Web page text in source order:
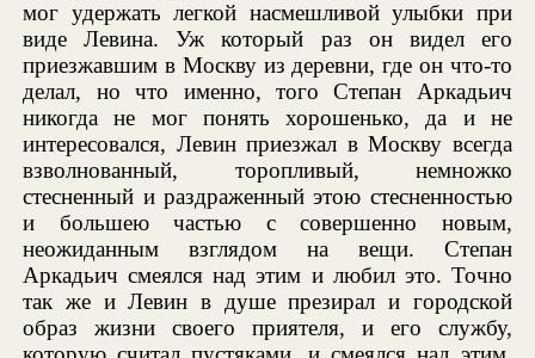
мог удержать легкой насмешливой улыбки при
виде Левина. Уж который раз он видел его
приезжавшим в Москву из деревни, где он что-то
делал, но что именно, того Степан Аркадьич
никогда не мог понять хорошенько, да и не
интересовался, Левин приезжал в Москву всегда
взволнованный, торопливый, немножко
стесненный и раздраженный этою стесненностью
и большею частью с совершенно новым,
неожиданным взглядом на вещи. Степан
Аркадьич смеялся над этим и любил это. Точно
так же и Левин в душе презирал и городской
образ жизни своего приятеля, и его службу,